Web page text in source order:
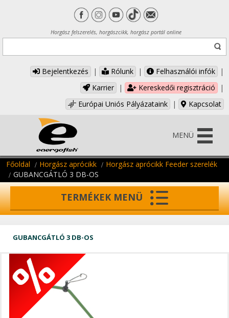
Horgász felszerelés, horgászcikk, horgász portál online
Bejelentkezés | Rólunk | Felhasználói infók
|
Karrier
| Kereskedői regisztráció
|
Európai Uniós Pályázataink
| Kapcsolat
MENÜ
Főoldal Horgász aprócikk
Horgász aprócikk Feeder szerelék
GUBANCGÁTLÓ 3 DB-OS
TERMÉKEK MENÜ
GUBANCGÁTLÓ 3 DB-OS